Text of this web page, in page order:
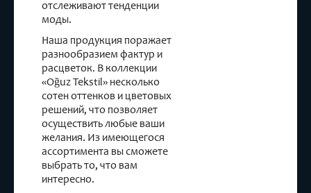
отслеживают тенденции
моды.
Наша продукция поражает
разнообразием фактур и
расцветок. В коллекции
«Oğuz Tekstil» несколько
сотен оттенков и цветовых
решений, что позволяет
осуществить любые ваши
желания. Из имеющегося
ассортимента вы сможете
выбрать то, что вам
интересно.